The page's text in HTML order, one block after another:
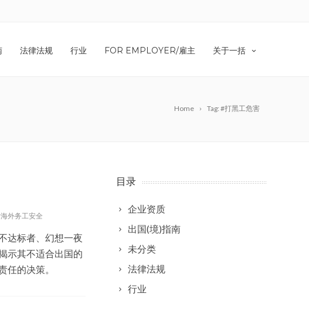
法律法规 行业 FOR EMPLOYER/雇主 关于一括
Home Tag: #打黑工危害
外务工安全
达标者、幻想一夜
示其不适合出国的
的决策。
目录
企业资质
出国(境)指南
未分类
法律法规
行业